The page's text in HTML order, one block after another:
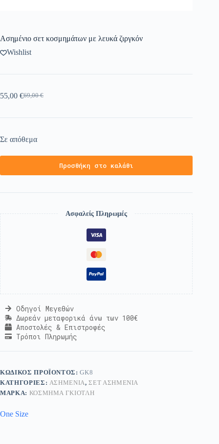
Ασημένιο σετ κοσμημάτων με λευκά ζιργκόν
Wishlist
69,00€
55,00 €
Σε απόθεμα
Προσθήκη στο καλάθι
Ασφαλείς Πληρωμές
Οδηγοί Μεγεθών
Δωρεάν μεταφορικά άνω των 100€
Αποστολές & Επιστροφές
Τρόποι Πληρωμής
ΚΩΔΙΚΌΣ ΠΡΟΪΌΝΤΟΣ:GK8
ΚΑΤΗΓΟΡΊΕΣ: ΑΣΗΜΈΝΙΑ,ΣΕΤ ΑΣΗΜΈΝΙΑ
ΜΆΡΚΑ: ΚΟΣΜΗΜΑ ΓΚΙΟΤΛΗ
One Size